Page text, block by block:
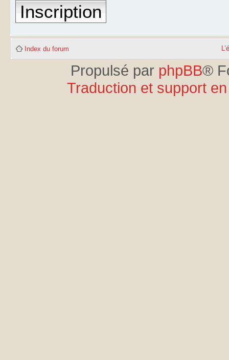
Inscription
Index du forum
Propulsé par phpBB®
Traduction et support